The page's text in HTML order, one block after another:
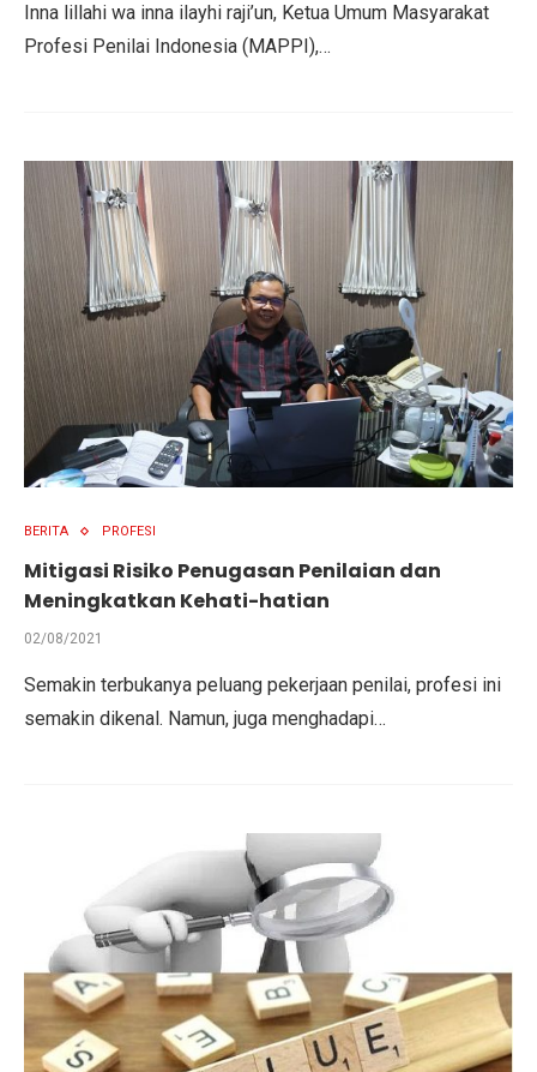
Inna lillahi wa inna ilayhi raji’un, Ketua Umum Masyarakat
Profesi Penilai Indonesia (MAPPI),…
BERITA PROFESI
Mitigasi Risiko Penugasan Penilaian dan
Meningkatkan Kehati-hatian
02/08/2021
Semakin terbukanya peluang pekerjaan penilai, profesi ini
semakin dikenal. Namun, juga menghadapi…